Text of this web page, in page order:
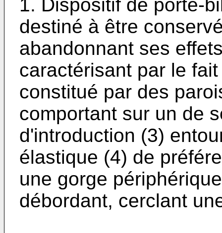
1. Dispositif de porte-
destiné à être
abandonnant ses
caractérisant par le
constitué par des
comportant sur un de
d'introduction (3)
élastique (4) de
une gorge
débordant, cerclant